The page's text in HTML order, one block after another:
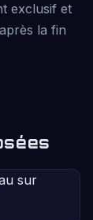
exclusif et
la fin
sur